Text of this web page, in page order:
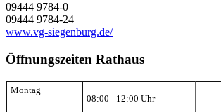
09444 9784-0
09444 9784-24
www.vg-siegenburg.de/
Öffnungszeiten Rathaus
Montag
08:00 - 12:00 Uhr